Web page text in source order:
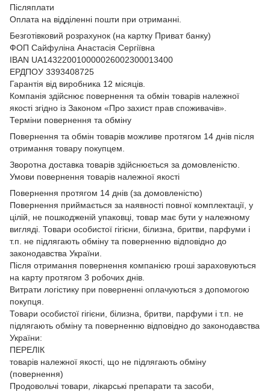
Післяплати
Оплата на відділенні пошти при отриманні.
Безготівковий розрахунок (на картку Приват банку)
ФОП Сайфуліна Анастасія Сергіївна
IBAN UA143220010000026002300013400
ЕРДПОУ 3393408725
Гарантія від виробника 12 місяців.
Компанія здійснює повернення та обмін товарів належної
якості згідно із Законом «Про захист прав споживачів»
Терміни повернення та обміну
Повернення та обмін товарів можливе протягом 14 днів після
отримання товару покупцем.
Зворотна доставка товарів здійснюється за домовленістю.
Умови повернення товарів належної якості
Повернення протягом 14 днів (за домовленістю)
Повернення приймається за наявності повної комплектації, у
цілій, не пошкодженій упаковці, товар має бути у належному
вигляді. Товари особистої гігієни, білизна, бритви, парфуми і
т.п. не підлягають обміну та поверненню відповідно до
законодавства України.
Після отримання повернення компанією гроші зараховуються
на карту протягом 3 робочих днів.
Витрати логістику при поверненні оплачуються з допомогою
покупця.
Товари особистої гігієни, білизна, бритви, парфуми і т.п. не
підлягають обміну та поверненню відповідно до законодавства
України:
ПЕРЕЛІК
товарів належної якості, що не підлягають обміну
(повернення)
Продовольчі товари, лікарські препарати та засоби,